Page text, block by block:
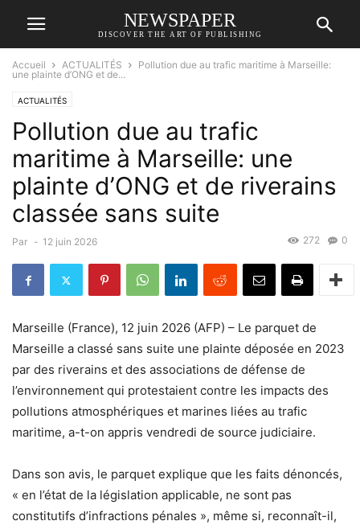
NEWSPAPER
DISCOVER THE ART OF PUBLISHING
Accueil ACTUALITÉS
Pollution due au trafic maritime à Marseille:
une plainte d’ONG et de...
ACTUALITÉS
Pollution due au trafic
maritime à Marseille: une
plainte d’ONG et de riverains
classée sans suite
Par - 12 juin 2026 0
272
Marseille (France), 12 juin 2026 (AFP) – Le parquet de
Marseille a classé sans suite une plainte déposée en 2023
par des riverains et des associations de défense de
l’environnement qui protestaient contre les impacts des
pollutions atmosphériques et marines liées au trafic
maritime, a-t-on appris vendredi de source judiciaire.
Dans son avis, le parquet explique que les faits dénoncés,
« en l’état de la législation applicable, ne sont pas
constitutifs d’infractions pénales », même si, reconnaît-il,